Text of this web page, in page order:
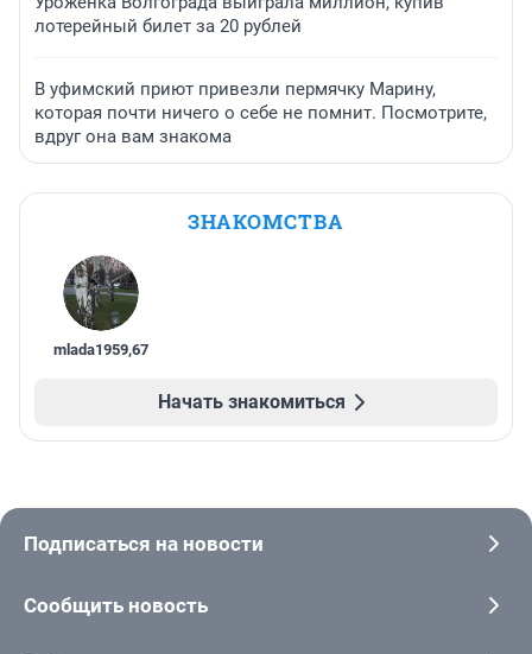
лотерейный билет за 20 рублей
В уфимский приют привезли пермячку Марину,
которая почти ничего о себе не помнит. Посмотрите,
вдруг она вам знакома
ЗНАКОМСТВА
mlada1959,67
Начать знакомиться
Подписаться на новости
Сообщить новость